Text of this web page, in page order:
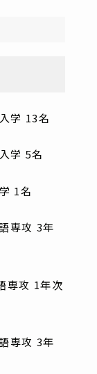
学 13名
学 5名
1名
専攻 3年
専攻 1年次
専攻 3年